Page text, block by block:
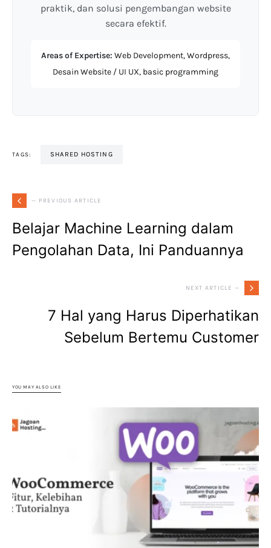
praktik, dan solusi pengembangan website
secara efektif.
Areas of Expertise: Web Development, Wordpress,
Desain Website / UI UX, basic programming
TAGS: SHARED HOSTING
— PREVIOUS ARTICLE
Belajar Machine Learning dalam
Pengolahan Data, Ini Panduannya
NEXT ARTICLE —
7 Hal yang Harus Diperhatikan
Sebelum Bertemu Customer
YOU MAY ALSO LIKE